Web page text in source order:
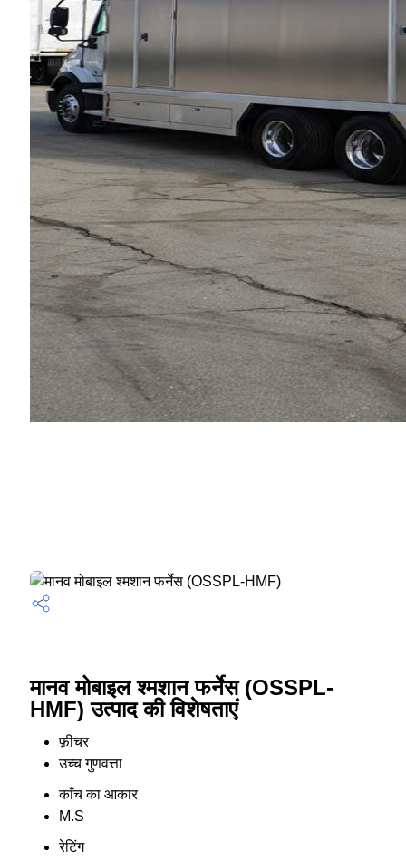
मानव मोबाइल श्मशान फर्नेस (OSSPL-
HMF) उत्पाद की विशेषताएं
फ़ीचर
उच्च गुणवत्ता
काँच का आकार
M.S
रेटिंग